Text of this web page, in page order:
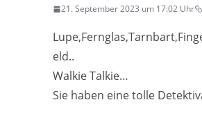
21. September 2023 um 17:02 Uhr
eld..
Walkie Talkie…
Sie haben eine tolle